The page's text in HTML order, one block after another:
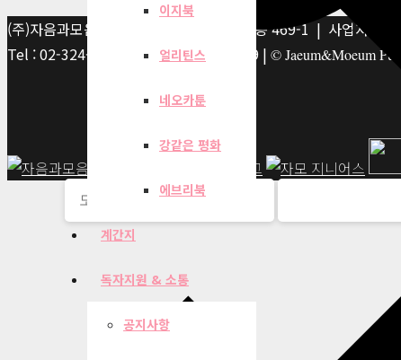
이지북
얼리틴스
네오카툰
강같은 평화
에브리북
계간지
독자지원 & 소통
공지사항
(주)자음과모음 | 10881 경기 파주시 서패동 469-1 | 사업자등
Tel : 02-324-2347 | Fax : 02-6959-8459 | © Jaeum&Moeum